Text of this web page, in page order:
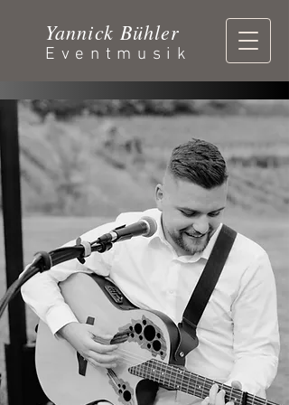
Yannick Bühler
Eventmusik